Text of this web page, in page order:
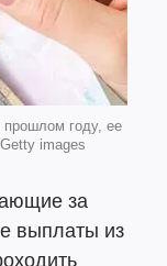
году, ее
images
за
выплаты из